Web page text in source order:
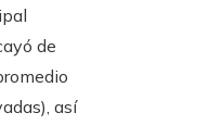
de
así